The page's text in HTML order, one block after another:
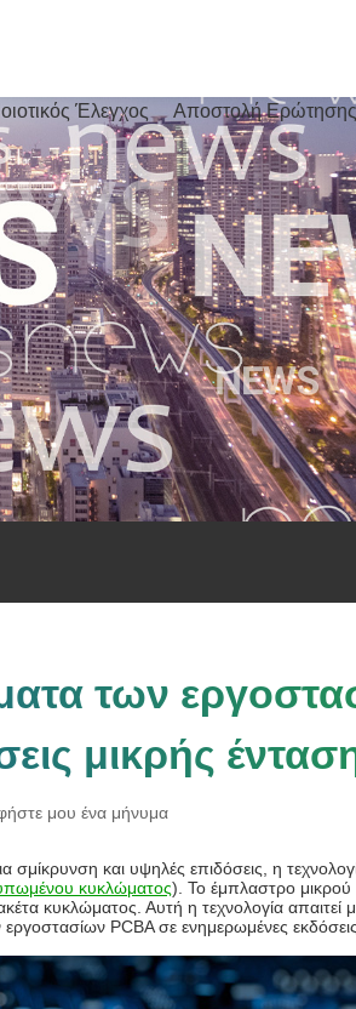
Έλεγχος Αποστολή Ερώτησης
των
μικρής
μου ένα μήνυμα
και υψηλές επιδόσεις, η
κυκλώματος). Το έμπλαστρο μικρού
κυκλώματος. Αυτή η τεχνολογία απαιτεί
PCBA σε ενημερωμένες